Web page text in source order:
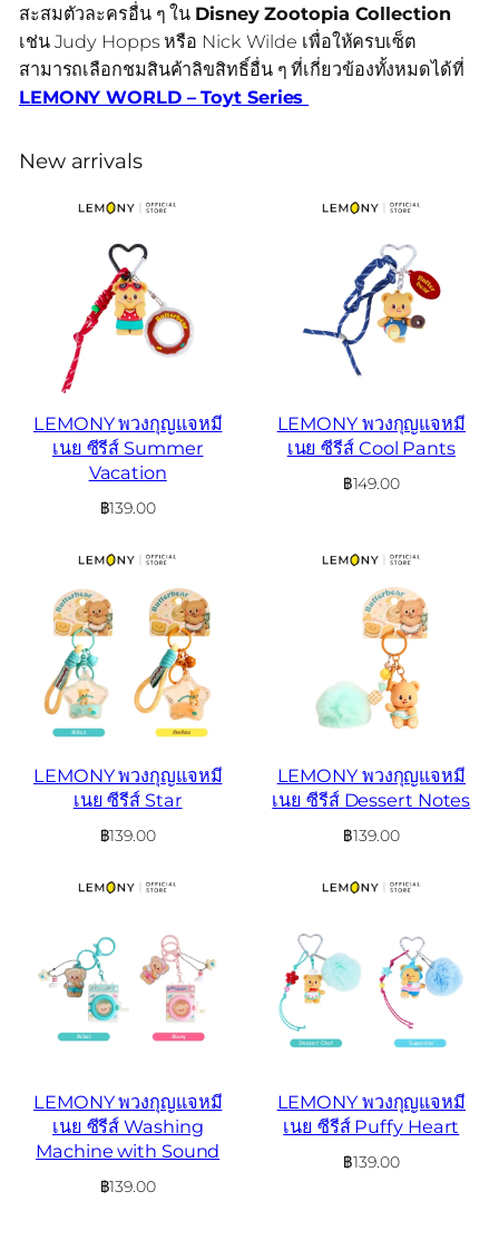
สะสมตัวละครอื่น ๆ ใน Disney Zootopia Collection
เช่น Judy Hopps หรือ Nick Wilde เพื่อให้ครบเซ็ต
สามารถเลือกชมสินค้าลิขสิทธิ์อื่น ๆ ที่เกี่ยวข้องทั้งหมดได้ที่
LEMONY WORLD – Toyt Series
New arrivals
LEMONY พวงกุญแจหมี
เนย ซีรีส์ Summer
Vacation
฿139.00
LEMONY พวงกุญแจหมี
เนย ซีรีส์ Cool Pants
฿149.00
LEMONY พวงกุญแจหมี
เนย ซีรีส์ Star
฿139.00
LEMONY พวงกุญแจหมี
เนย ซีรีส์ Dessert Notes
฿139.00
LEMONY พวงกุญแจหมี
เนย ซีรีส์ Washing
Machine with Sound
฿139.00
LEMONY พวงกุญแจหมี
เนย ซีรีส์ Puffy Heart
฿139.00